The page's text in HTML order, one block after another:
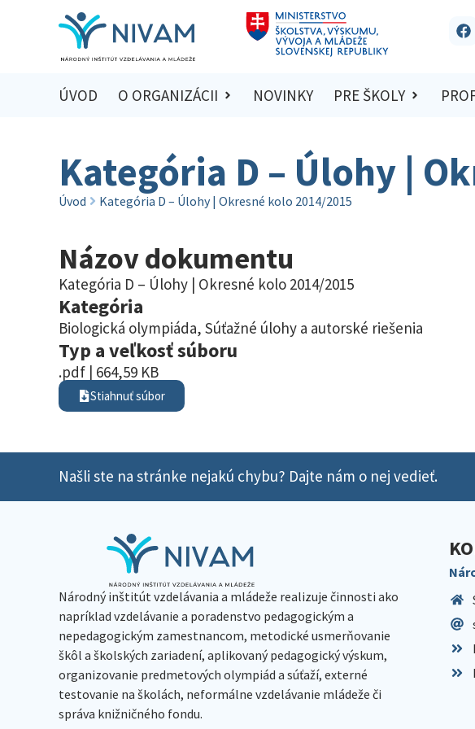
ÚVOD O ORGANIZÁCII NOVINKY PRE ŠKOLY
Kategória D – Úlohy |
Úvod Kategória D – Úlohy | Okresné kolo 2014/2015
Názov dokumentu
Kategória D – Úlohy | Okresné kolo 2014/2015
Kategória
Biologická olympiáda, Súťažné úlohy a autorské riešenia
Typ a veľkosť súboru
.pdf | 664,59 KB
Stiahnuť súbor
Našli ste na stránke nejakú chybu? Dajte nám o nej vedieť.
Národný inštitút vzdelávania a mládeže realizuje činnosti ako
napríklad vzdelávanie a poradenstvo pedagogickým a
nepedagogickým zamestnancom, metodické usmerňovanie
škôl a školských zariadení, aplikovaný pedagogický výskum,
organizovanie predmetových olympiád a súťaží, externé
testovanie na školách, neformálne vzdelávanie mládeže či
správa knižničného fondu.